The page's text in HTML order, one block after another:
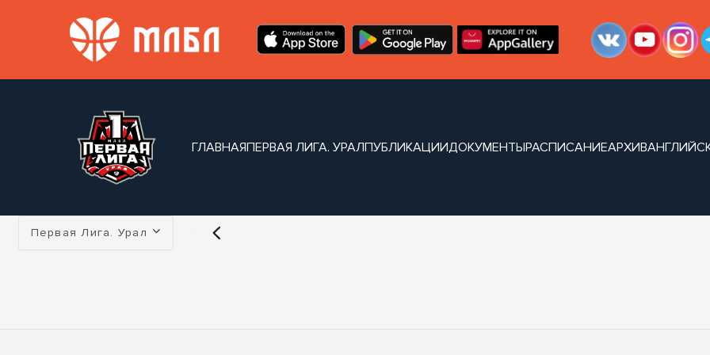
ГЛАВНАЯПЕРВАЯ ЛИГА. УРАЛПУБЛИКАЦИИДОКУМЕНТЫРАСПИСАНИЕАРХИВ
Турнир:
Первая Лига. Урал